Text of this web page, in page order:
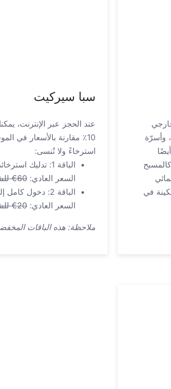
وأسرّة
في
سبا سيركيت
عند الحجز عبر الإنترنت،
10٪ مقارنة بالأسعار في
استرخاءً ولا تُنسى:
الباقة 1: تدليك استرخائي "Calma" + دخول كامل إلى مرافق السبا.
السعر العادي: 60€ للشخص
الباقة 2: دخول كامل إلى مرافق السبا (90 دقيقة).
السعر العادي: 20€ للشخص
ملاحظة: هذه الباقات